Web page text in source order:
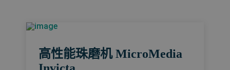
高性能珠磨机 MicroMedia